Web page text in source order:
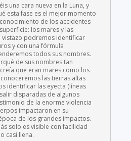
una cara nueva en la Luna, y
esta fase es el mejor momento
de los accidentes
los mares y las
vistazo podremos identificar
y con una fórmula
todos sus nombres.
de sus nombres tan
que eran mares como los
las tierras altas
identificar las eyecta (líneas
disparadas de algunos
de la enorme violencia
impactaron en su
de los grandes impactos.
solo es visible con facilidad
casi llena.